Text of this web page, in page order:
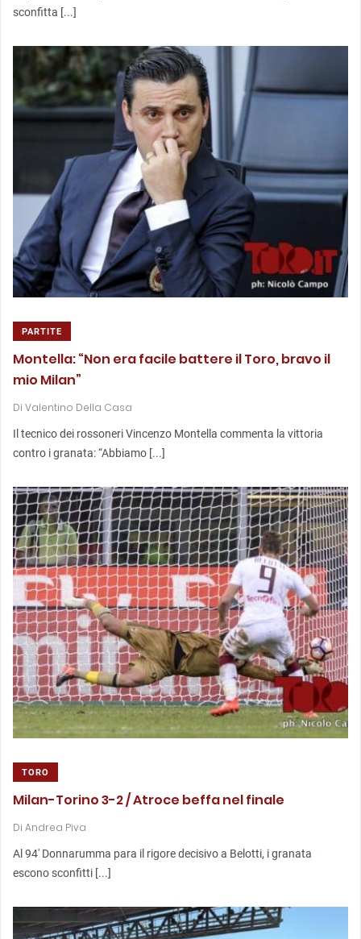
sconfitta [...]
PARTITE
Montella: “Non era facile battere il Toro, bravo il
mio Milan”
Di Valentino Della Casa
Il tecnico dei rossoneri Vincenzo Montella commenta la vittoria
contro i granata: “Abbiamo [...]
TORO
Milan-Torino 3-2 / Atroce beffa nel finale
Di Andrea Piva
Al 94′ Donnarumma para il rigore decisivo a Belotti, i granata
escono sconfitti [...]